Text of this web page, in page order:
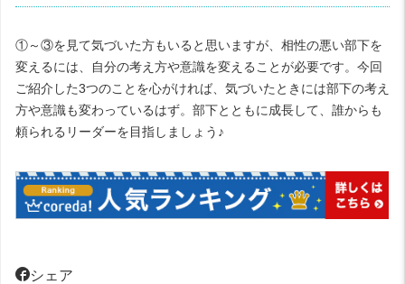
①～③を見て気づいた方もいると思いますが、相性の悪い部下を
変えるには、自分の考え方や意識を変えることが必要です。今回
ご紹介した3つのことを心がければ、気づいたときには部下の考え
方や意識も変わっているはず。部下とともに成長して、誰からも
頼られるリーダーを目指しましょう♪
シェア